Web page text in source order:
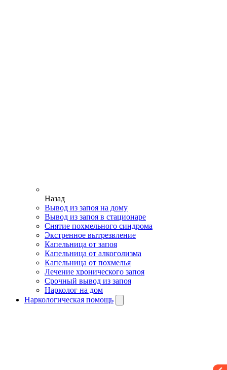
Назад
Вывод из запоя на дому
Вывод из запоя в стационаре
Снятие похмельного синдрома
Экстренное вытрезвление
Капельница от запоя
Капельница от алкоголизма
Капельница от похмелья
Лечение хронического запоя
Срочный вывод из запоя
Нарколог на дом
Наркологическая помощь